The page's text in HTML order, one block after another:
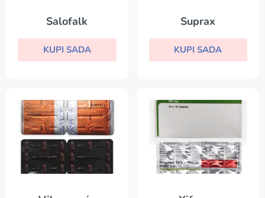
Salofalk
KUPI SADA
Suprax
KUPI SADA